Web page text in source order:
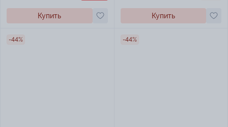
Купить Купить
-44% -44%